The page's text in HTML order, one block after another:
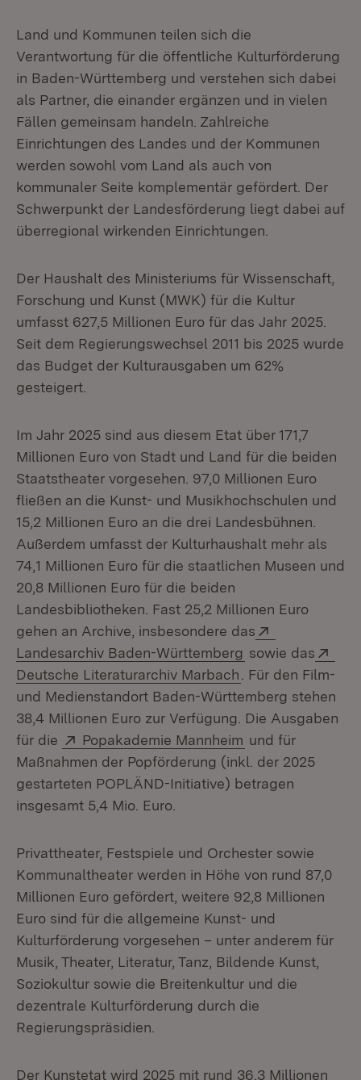
Land und Kommunen teilen sich die
Verantwortung für die öffentliche Kulturförderung
in Baden-Württemberg und verstehen sich dabei
als Partner, die einander ergänzen und in vielen
Fällen gemeinsam handeln. Zahlreiche
Einrichtungen des Landes und der Kommunen
werden sowohl vom Land als auch von
kommunaler Seite komplementär gefördert. Der
Schwerpunkt der Landesförderung liegt dabei auf
überregional wirkenden Einrichtungen.
Der Haushalt des Ministeriums für Wissenschaft,
Forschung und Kunst (MWK) für die Kultur
umfasst 627,5 Millionen Euro für das Jahr 2025.
Seit dem Regierungswechsel 2011 bis 2025 wurde
das Budget der Kulturausgaben um 62%
gesteigert.
Im Jahr 2025 sind aus diesem Etat über 171,7
Millionen Euro von Stadt und Land für die beiden
Staatstheater vorgesehen. 97,0 Millionen Euro
fließen an die Kunst- und Musikhochschulen und
15,2 Millionen Euro an die drei Landesbühnen.
Außerdem umfasst der Kulturhaushalt mehr als
74,1 Millionen Euro für die staatlichen Museen und
20,8 Millionen Euro für die beiden
Landesbibliotheken. Fast 25,2 Millionen Euro
gehen an Archive, insbesondere das
Landesarchiv Baden-Württemberg (Öffnet in neuem
sowie das
Deutsche Literaturarchiv Marbach (Öffnet in neuem
. Für den Film-
und Medienstandort Baden-Württemberg stehen
38,4 Millionen Euro zur Verfügung. Die Ausgaben
für die
Extern:
Popakademie Mannheim (Öffnet in neuem
und für
Maßnahmen der Popförderung (inkl. der 2025
gestarteten POPLÄND-Initiative) betragen
insgesamt 5,4 Mio. Euro.
Privattheater, Festspiele und Orchester sowie
Kommunaltheater werden in Höhe von rund 87,0
Millionen Euro gefördert, weitere 92,8 Millionen
Euro sind für die allgemeine Kunst- und
Kulturförderung vorgesehen – unter anderem für
Musik, Theater, Literatur, Tanz, Bildende Kunst,
Soziokultur sowie die Breitenkultur und die
dezentrale Kulturförderung durch die
Regierungspräsidien.
Der Kunstetat wird 2025 mit rund 36,3 Millionen